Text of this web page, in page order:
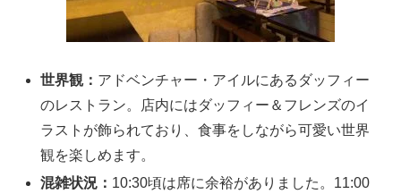
世界観： アドベンチャー・アイルにあるダッフィー
のレストラン。店内にはダッフィー＆フレンズのイ
ラストが飾られており、食事をしながら可愛い世界
観を楽しめます。
混雑状況： 10:30頃は席に余裕がありました。11:00